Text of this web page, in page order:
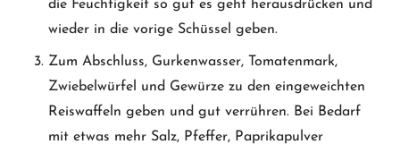
die Feuchtigkeit so gut es geht herausdrücken und
wieder in die vorige Schüssel geben.
Zum Abschluss, Gurkenwasser, Tomatenmark,
Zwiebelwürfel und Gewürze zu den eingeweichten
Reiswaffeln geben und gut verrühren. Bei Bedarf
mit etwas mehr Salz, Pfeffer, Paprikapulver